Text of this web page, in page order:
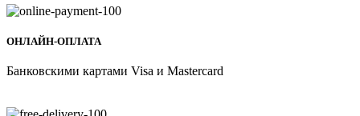
ОНЛАЙН-ОПЛАТА
Банковскими картами Visa и Mastercard